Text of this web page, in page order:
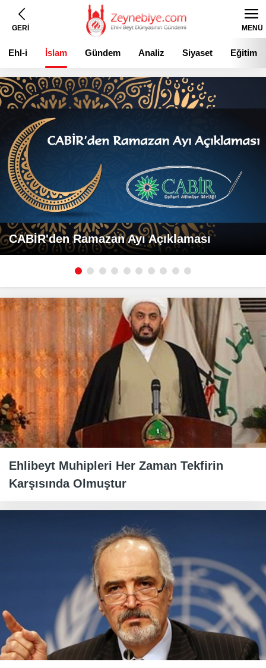
GERİ MENÜ
Ehl-i
Beyt
İslam Gündem Analiz Siyaset Eğitim
CABİR'den Ramazan Ayı Açıklaması
Ehlibeyt Muhipleri Her Zaman Tekfirin
Karşısında Olmuştur